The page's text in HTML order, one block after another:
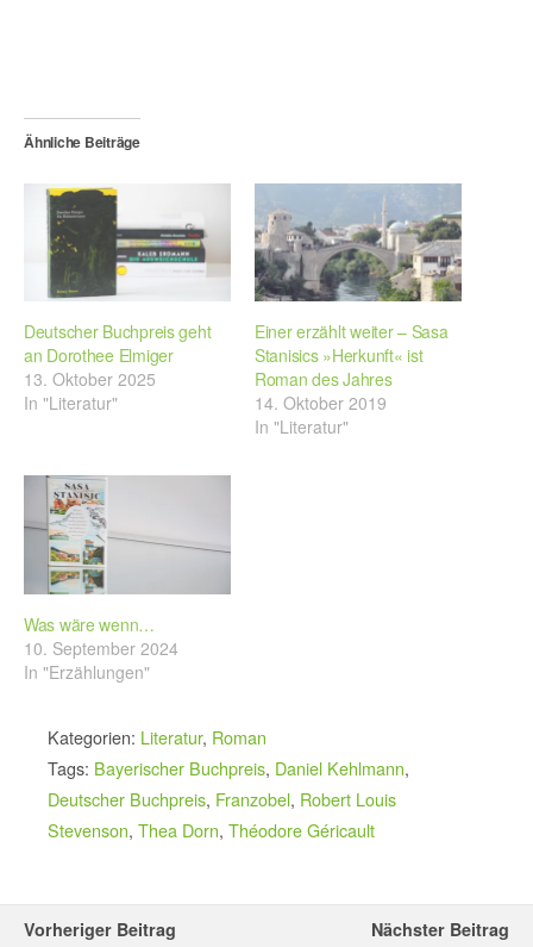
Ähnliche Beiträge
Deutscher Buchpreis geht
an Dorothee Elmiger
13. Oktober 2025
In "Literatur"
Einer erzählt weiter – Sasa
Stanisics »Herkunft« ist
Roman des Jahres
14. Oktober 2019
In "Literatur"
Was wäre wenn…
10. September 2024
In "Erzählungen"
Kategorien: Literatur, Roman
Tags: Bayerischer Buchpreis, Daniel Kehlmann,
Deutscher Buchpreis, Franzobel, Robert Louis
Stevenson, Thea Dorn, Théodore Géricault
Vorheriger Beitrag Nächster Beitrag